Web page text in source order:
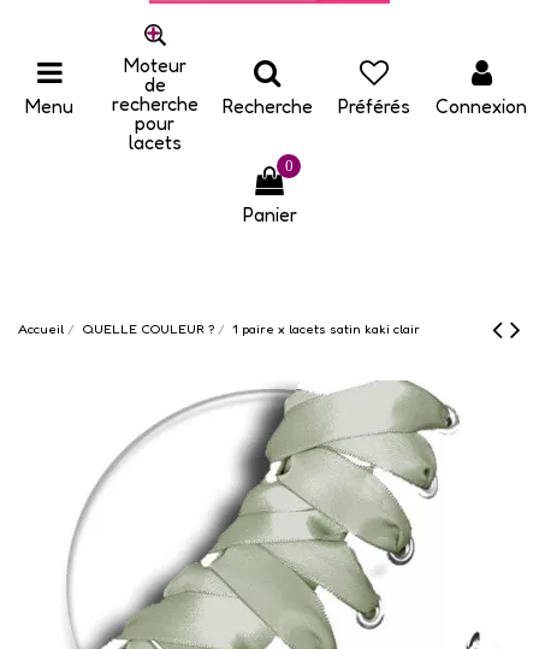
Menu
Moteur
de
recherche
pour
lacets
Recherche Préférés Connexion
0
Panier
Accueil QUELLE COULEUR ? 1 paire x lacets satin kaki clair